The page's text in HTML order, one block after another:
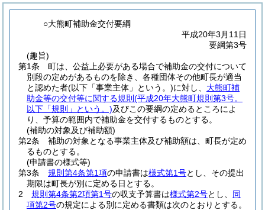
○大熊町補助金交付要綱
平成20年3月11日
要綱第3号
(趣旨)
第1条
町は、公益上必要がある場合で補助金の交付について
別段の定めがあるものを除き、各種団体その他町長が適当
と認めた者(以下「事業主体」という。)に対し、 大熊町補
助金等の交付等に関する規則 (平成20年大熊町規則第3号。
以下「規則」という。)及びこの要綱の定めるところによ
り、予算の範囲内で補助金を交付するものとする。
(補助の対象及び補助額)
第2条
補助の対象となる事業主体及び補助額は、町長が定め
るものとする。
(申請書の様式等)
第3条
規則第4条第1項の申請書は様式第1号とし、その提出
期限は町長が別に定める日とする。
2
規則第4条第2項第1号の収支予算書は様式第2号とし、 同
項第2号の規定による別に定める書類は次のとおりとする。